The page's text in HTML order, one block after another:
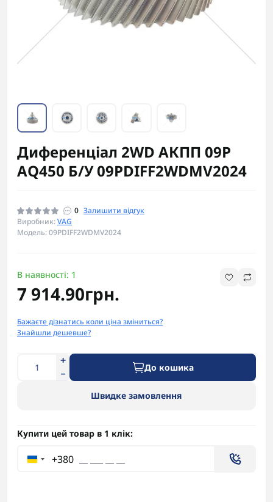
Диференціал 2WD АКПП 09P
AQ450 Б/У 09PDIFF2WDMV2024
0 Залишити відгук
Виробник:VAG
Модель: 09PDIFF2WDMV2024
В наявності: 1
7 914.90грн.
Бажаєте дізнатись коли ціна зміниться?
Знайшли дешевше?
До кошика
Швидке замовлення
Купити цей товар в 1 клік:
+380